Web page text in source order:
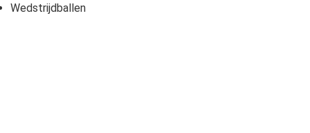
Wedstrijdballen